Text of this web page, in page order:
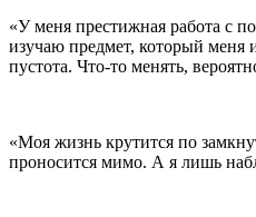
«У меня престижная работа с
изучаю предмет, который меня
пустота. Что-то менять,
«Моя жизнь крутится по
проносится мимо. А я лишь